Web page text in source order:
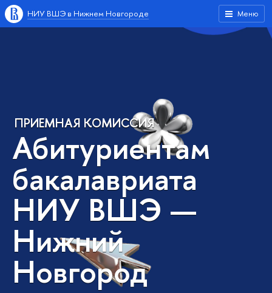
Меню
НИУ ВШЭ в Нижнем Новгороде
ПРИЕМНАЯ КОМИССИЯ
Абитуриентам
бакалавриата
НИУ ВШЭ —
Нижний
Новгород